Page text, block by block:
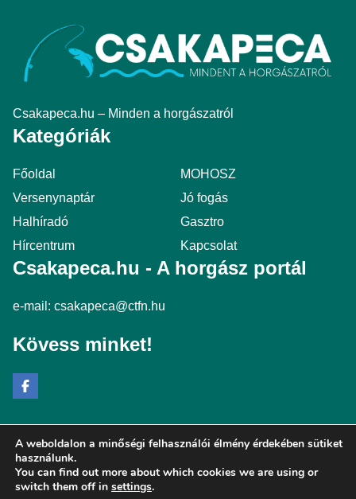
Csakapeca.hu – Minden a horgászatról
Kategóriák
Főoldal
MOHOSZ
Versenynaptár
Jó fogás
Halhíradó
Gasztro
Hírcentrum
Kapcsolat
Csakapeca.hu - A horgász portál
e-mail: csakapeca@ctfn.hu
Kövess minket!
Copyright © 2024 csakapeca.hu. Minden jog fenntartva.
Általános Szerződési Feltételek
Adatkezelési Nyilatkozat
A weboldalon a minőségi felhasználói élmény érdekében sütiket
használunk.
You can find out more about which cookies we are using or
switch them off in settings.